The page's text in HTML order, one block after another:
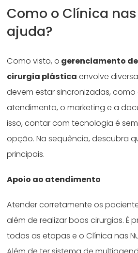
Como o Clínica
ajuda?
Como visto, o gerenciamento
cirurgia plástica envolve
devem estar sincronizadas,
atendimento, o marketing e a
isso, contar com tecnologia é
opção. Na sequência, descubra
principais.
Apoio ao atendimento
Atender corretamente os
além de realizar boas cirurgias. É
todas as etapas e o Clínica nas